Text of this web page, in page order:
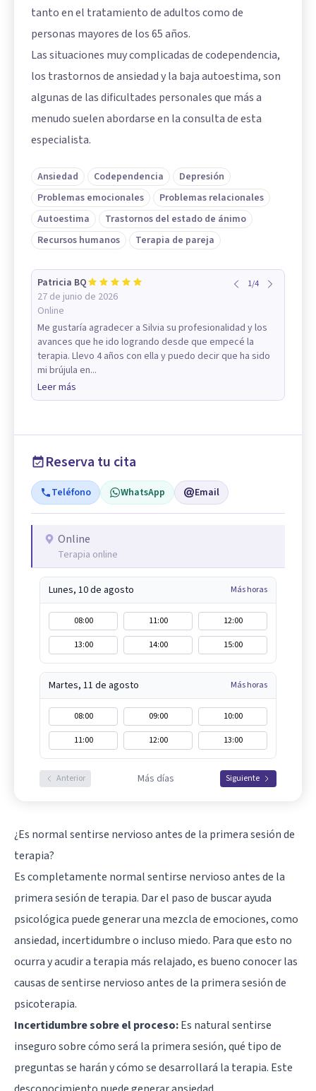
tanto en el tratamiento de adultos como de
personas mayores de los 65 años.
Las situaciones muy complicadas de codependencia,
los trastornos de ansiedad y la baja autoestima, son
algunas de las dificultades personales que más a
menudo suelen abordarse en la consulta de esta
especialista.
Ansiedad Codependencia
Depresión
Problemas emocionales
Problemas relacionales
Autoestima
Trastornos del estado de ánimo
Recursos humanos
Terapia de pareja
Patricia BQ
27 de junio de 2026
Online
1/4
Me gustaría agradecer a Silvia su profesionalidad y los
avances que he ido logrando desde que empecé la
terapia. Llevo 4 años con ella y puedo decir que ha sido
mi brújula en...
Leer más
Reserva tu cita
Teléfono WhatsApp Email
Online
Terapia online
Lunes, 10 de agosto Más horas
08:00 11:00
12:00
13:00
14:00 15:00
Martes, 11 de agosto Más horas
08:00 09:00
10:00
11:00
12:00 13:00
Anterior Más días Siguiente
¿Es normal sentirse nervioso antes de la primera sesión de
terapia?
Es completamente normal sentirse nervioso antes de la
primera sesión de terapia. Dar el paso de buscar ayuda
psicológica puede generar una mezcla de emociones, como
ansiedad, incertidumbre o incluso miedo. Para que esto no
ocurra y acudir a terapia más relajado, es bueno conocer las
causas de sentirse nervioso antes de la primera sesión de
psicoterapia.
Incertidumbre sobre el proceso:Es natural sentirse
inseguro sobre cómo será la primera sesión, qué tipo de
preguntas se harán y cómo se desarrollará la terapia. Este